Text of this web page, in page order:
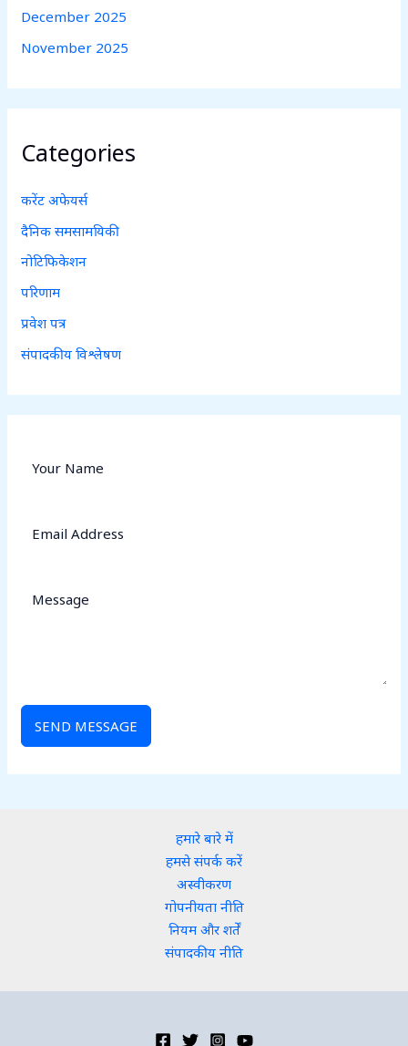
December 2025
November 2025
Categories
करेंट अफेयर्स
दैनिक समसामयिकी
नोटिफिकेशन
परिणाम
प्रवेश पत्र
संपादकीय विश्लेषण
SEND MESSAGE
हमारे बारे में
हमसे संपर्क करें
अस्वीकरण
गोपनीयता नीति
नियम और शर्तें
संपादकीय नीति